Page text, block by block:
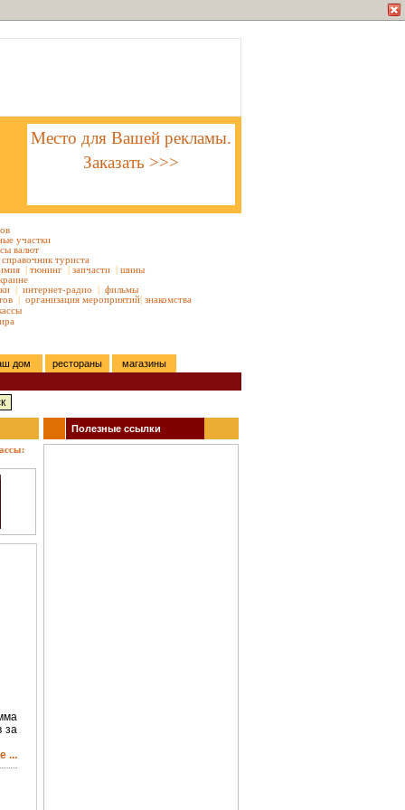
Место для Вашей рекламы.
Заказать >>>
участки
валют
справочник туриста
| тюнинг | запчасти | шины
| интернет-радио | фильмы
| организация мероприятий| знакомства
дом рестораны
магазины
кино, театр, концерты, спектакли, гастроли, выставки, акции, музеи, спорт. Заказ
за
...
Полезные ссылки